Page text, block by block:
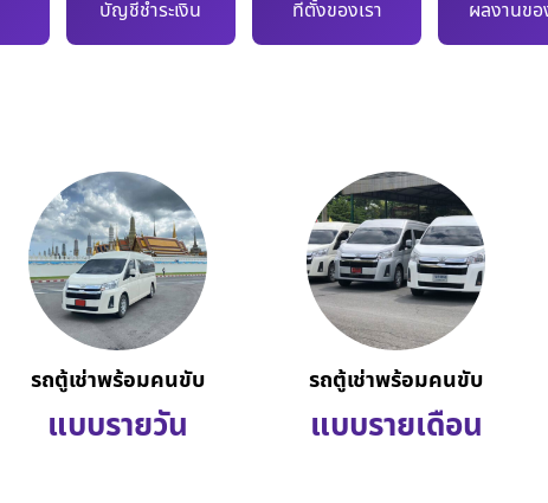
บัญชีชำระเงิน ที่ตั้งของเรา ผลงานขอ
รถตู้เช่าพร้อมคนขับ
แบบรายวัน
รถตู้เช่าพร้อมคนขับ
แบบรายเดือน